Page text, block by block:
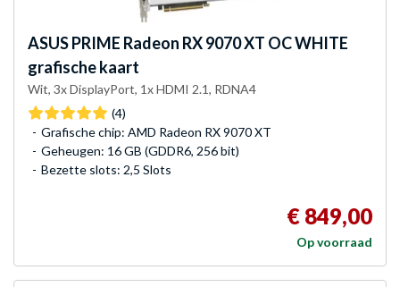
ASUSPRIME Radeon RX 9070 XT OC WHITE
grafische kaart
Wit, 3x DisplayPort, 1x HDMI 2.1, RDNA4
(4)
Grafische chip: AMD Radeon RX 9070 XT
Geheugen: 16 GB (GDDR6, 256 bit)
Bezette slots: 2,5 Slots
€ 849,00
Op voorraad